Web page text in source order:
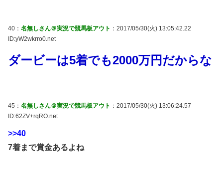
40： 名無しさん＠実況で競馬板アウト ：2017/05/30(火) 13:05:42.22
ID:yW2wkrro0.net
ダービーは5着でも2000万円だからな
45： 名無しさん＠実況で競馬板アウト ：2017/05/30(火) 13:06:24.57
ID:62ZV+rqRO.net
>>40
7着まで賞金あるよね